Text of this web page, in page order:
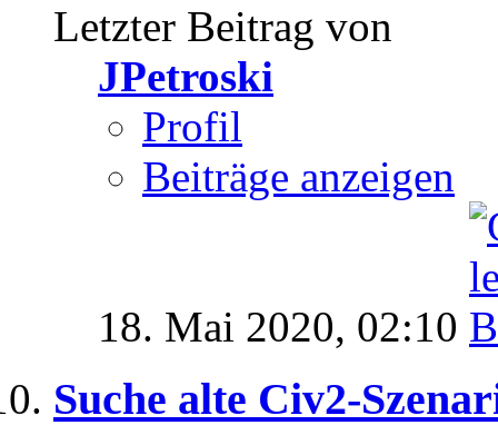
Letzter Beitrag von
JPetroski
Profil
Beiträge anzeigen
18. Mai 2020, 02:10
Suche alte Civ2-